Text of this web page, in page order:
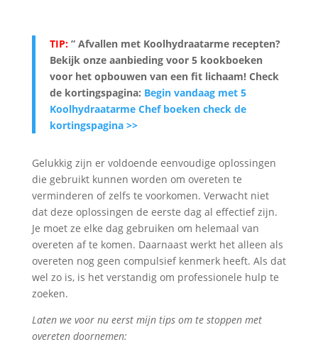
TIP:” Afvallen met Koolhydraatarme recepten?
Bekijk onze aanbieding voor 5 kookboeken
voor het opbouwen van een fit lichaam! Check
de kortingspagina: Begin vandaag met 5
Koolhydraatarme Chef boeken check de
kortingspagina >>
Gelukkig zijn er voldoende eenvoudige oplossingen
die gebruikt kunnen worden om overeten te
verminderen of zelfs te voorkomen. Verwacht niet
dat deze oplossingen de eerste dag al effectief zijn.
Je moet ze elke dag gebruiken om helemaal van
overeten af te komen. Daarnaast werkt het alleen als
overeten nog geen compulsief kenmerk heeft. Als dat
wel zo is, is het verstandig om professionele hulp te
zoeken.
Laten we voor nu eerst mijn tips om te stoppen met
overeten doornemen: